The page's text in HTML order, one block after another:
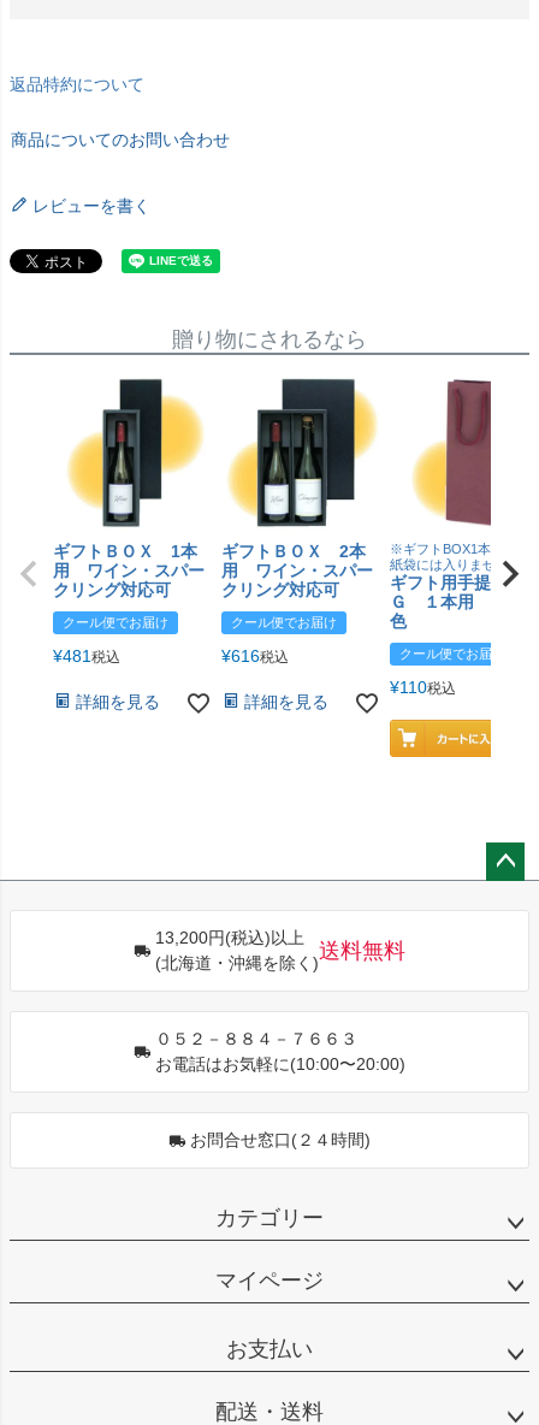
返品特約について
商品についてのお問い合わせ
レビューを書く
贈り物にされるなら
ギフトＢＯＸ 1本
用 ワイン・スパー
クリング対応可
クール便でお届け
¥481税込
詳細を見る
ギフトＢＯＸ 2本
用 ワイン・スパー
クリング対応可
クール便でお届け
¥616税込
詳細を見る
※ギフトBOX1本用はこ
紙袋には入りません
ギフト用手提げＢ
Ｇ １本用 エン
色
クール便でお届け
¥110税込
13,200円(税込)以上
(北海道・沖縄を除く)
送料無料
０５２－８８４－７６６３
お電話はお気軽に(10:00〜20:00)
お問合せ窓口(２４時間)
カテゴリー
マイページ
お支払い
配送・送料